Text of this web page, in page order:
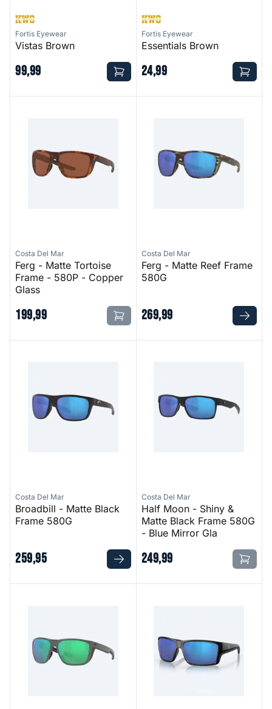
Fortis Eyewear
Vistas Brown
99,99
Fortis Eyewear
Essentials Brown
24,99
Costa Del Mar
Ferg - Matte Tortoise
Frame - 580P - Copper
Glass
199,99
Costa Del Mar
Ferg - Matte Reef Frame
580G
269,99
Costa Del Mar
Broadbill - Matte Black
Frame 580G
259,95
Costa Del Mar
Half Moon - Shiny &
Matte Black Frame 580G
- Blue Mirror Gla
249,99